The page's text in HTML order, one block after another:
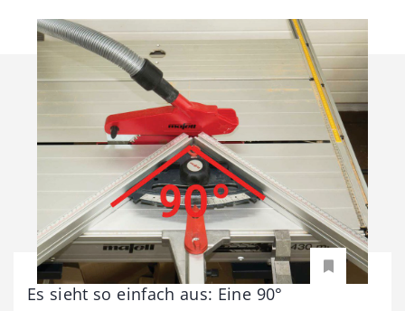
Es sieht so einfach aus: Eine 90°